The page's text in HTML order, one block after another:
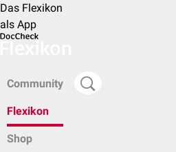
Das Flexikon
als App
Community
Flexikon
Shop